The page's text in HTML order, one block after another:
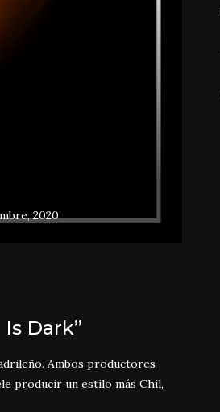
2020
Dark”
Ambos productores
producir un estilo más Chil,